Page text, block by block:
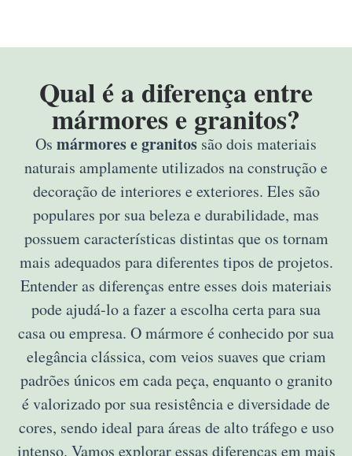
Qual é a diferença entre
mármores e granitos?
Os mármores e granitos são dois materiais
naturais amplamente utilizados na construção e
decoração de interiores e exteriores. Eles são
populares por sua beleza e durabilidade, mas
possuem características distintas que os tornam
mais adequados para diferentes tipos de projetos.
Entender as diferenças entre esses dois materiais
pode ajudá-lo a fazer a escolha certa para sua
casa ou empresa. O mármore é conhecido por sua
elegância clássica, com veios suaves que criam
padrões únicos em cada peça, enquanto o granito
é valorizado por sua resistência e diversidade de
cores, sendo ideal para áreas de alto tráfego e uso
intenso. Vamos explorar essas diferenças em mais